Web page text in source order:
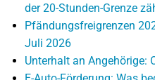
der 20-Stunden-Grenze
Pfändungsfreigrenzen
Juli 2026
Unterhalt an Angehörige: